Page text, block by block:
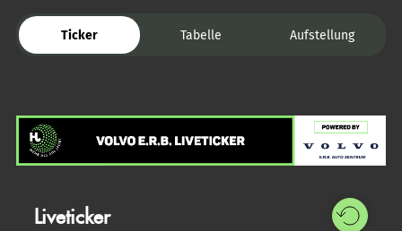
Ticker Tabelle Aufstellung
Liveticker